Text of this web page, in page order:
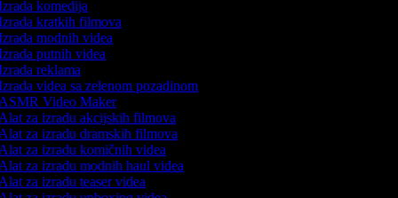
komedija
kratkih filmova
modnih videa
putnih videa
reklama
videa sa zelenom pozadinom
Video Maker
za izradu akcijskih filmova
za izradu dramskih filmova
za izradu komičnih videa
za izradu modnih haul videa
za izradu teaser videa